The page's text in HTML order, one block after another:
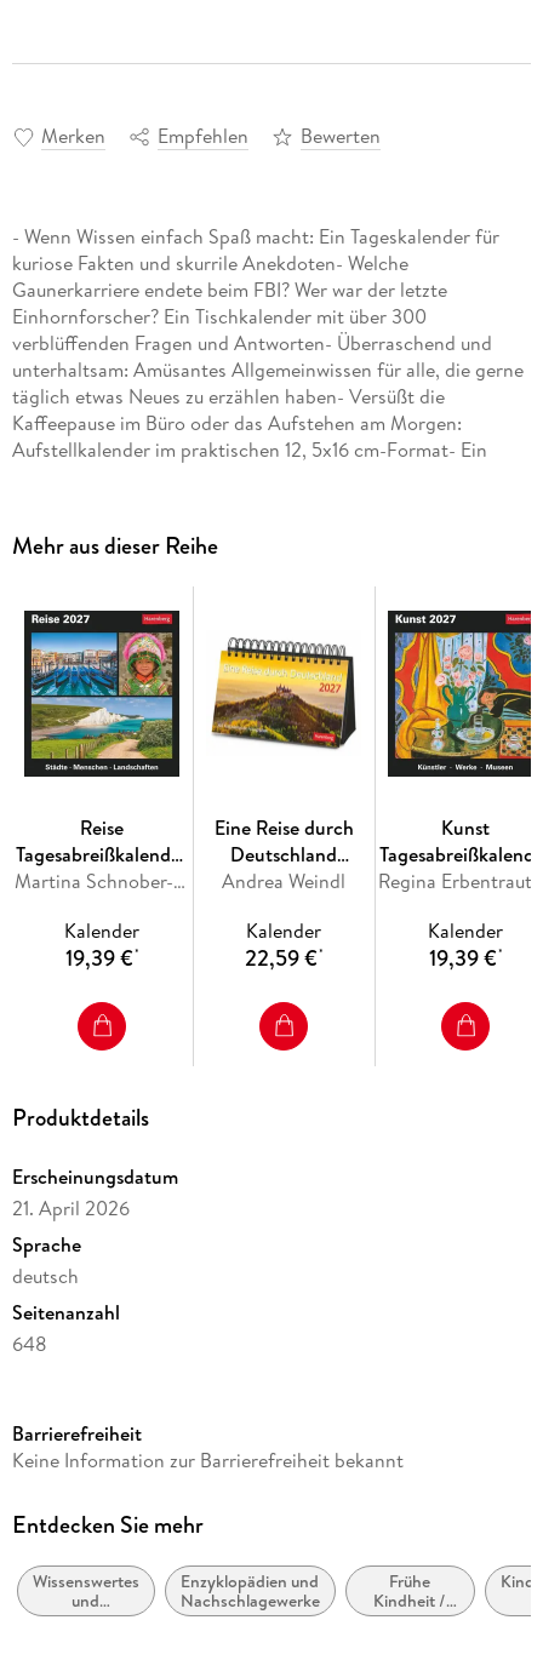
Merken Empfehlen Bewerten
- Wenn Wissen einfach Spaß macht: Ein Tageskalender für
kuriose Fakten und skurrile Anekdoten- Welche
Gaunerkarriere endete beim FBI? Wer war der letzte
Einhornforscher? Ein Tischkalender mit über 300
verblüffenden Fragen und Antworten- Überraschend und
unterhaltsam: Amüsantes Allgemeinwissen für alle, die gerne
täglich etwas Neues zu erzählen haben- Versüßt die
Kaffeepause im Büro oder das Aufstehen am Morgen:
Aufstellkalender im praktischen 12, 5x16 cm-Format- Ein
Mehr aus dieser Reihe
Reise
Tagesabreißkalender
2027 -
Städte, Menschen,
Landschaften
Martina Schnober-Sen, Bernd Biege
Kalender
19,39 €*
Eine Reise durch
Deutschland
Premiumkalender
faszinierende
Fotografien
Andrea Weindl
Kalender
22,59 €*
Kunst
2027 -
Künstler, Werke,
Museen
Kalender
19,39 €*
Produktdetails
Erscheinungsdatum
21. April 2026
Sprache
deutsch
Seitenanzahl
648
Autor/Autorin
Illustrationen
Verlag/Hersteller
Harenberg
Barrierefreiheit
Keine Information zur Barrierefreiheit bekannt
Entdecken Sie mehr
Wissenswertes
und
Quizfragen
Enzyklopädien und
Nachschlagewerke
Frühe
Kindheit /
Frühkindliche